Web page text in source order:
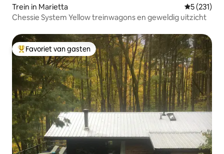
Trein in Marietta
5 (231)
Chessie System Yellow treinwagons en geweldig uitzicht
Topfavoriet van gasten
Favoriet van gasten